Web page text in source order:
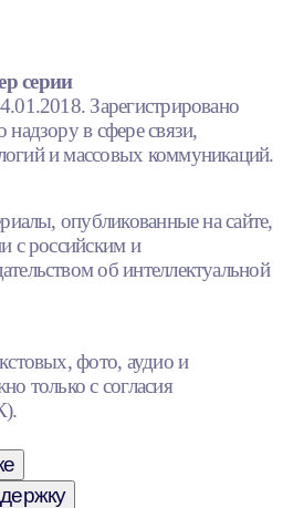
серии
Зарегистрировано
в сфере связи,
и массовых коммуникаций.
опубликованные на сайте,
с российским и
об интеллектуальной
фото, аудио и
только с согласия